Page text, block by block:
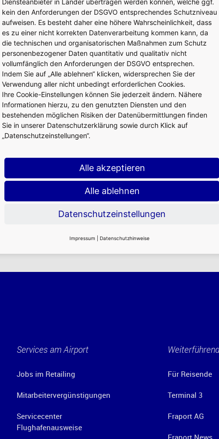
Flughafenentgelte
und das Abstellen von Flugzeugen sowie für die
direkt online berechnen lassen.
Servicecenter
und den Erhalt des Flughafenausweises.
Services am Airport
Jobs im Retailing
Mitarbeitervergünstigungen
Servicecenter
Flughafenausweise
Für Reisende
Terminal 3
Fraport AG
Diensteanbieter in Länder übertragen werden können, welche ggf.
kein den Anforderungen der DSGVO entsprechendes Schutzniveau
aufweisen. Es besteht daher eine höhere Wahrscheinlichkeit, dass
es zu einer nicht korrekten Datenverarbeitung kommen kann, da
die technischen und organisatorischen Maßnahmen zum Schutz
personenbezogener Daten quantitativ und qualitativ nicht
vollumfänglich den Anforderungen der DSGVO entsprechen.
Indem Sie auf „Alle ablehnen“ klicken, widersprechen Sie der
Verwendung aller nicht unbedingt erforderlichen Cookies.
Ihre Cookie-Einstellungen können Sie jederzeit ändern. Nähere
Informationen hierzu, zu den genutzten Diensten und den
bestehenden möglichen Risiken der Datenübermittlungen finden
Sie in unserer Datenschutzerklärung sowie durch Klick auf
„Datenschutzeinstellungen“.
Alle akzeptieren
Alle ablehnen
Datenschutzeinstellungen
Impressum Datenschutzhinweise